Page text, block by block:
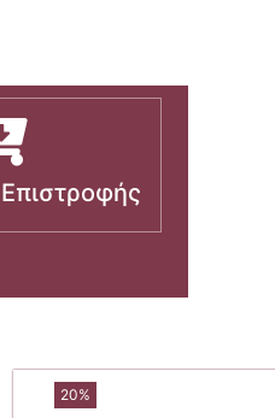
20%